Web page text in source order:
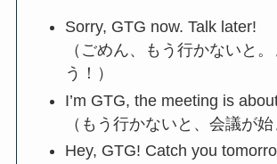
Sorry, GTG now. Talk later!
（ごめん、もう行かないと
う！）
I’m GTG, the meeting is
（もう行かないと、会議が始
Hey, GTG! Catch you